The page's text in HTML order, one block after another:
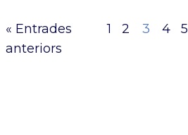
« Entrades
anteriors
1 2 3 4 5